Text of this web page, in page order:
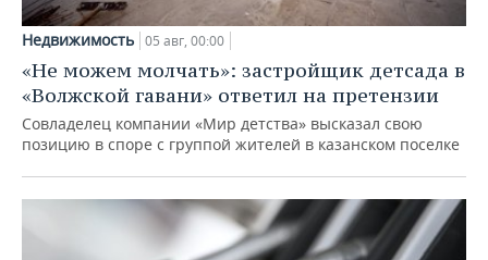
Недвижимость 05 авг, 00:00
«Не можем молчать»: застройщик детсада в
«Волжской гавани» ответил на претензии
Совладелец компании «Мир детства» высказал свою
позицию в споре с группой жителей в казанском поселке